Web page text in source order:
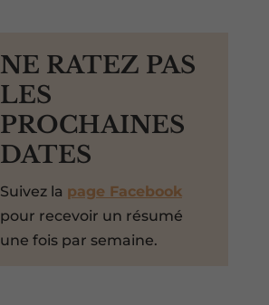
NE RATEZ PAS
LES
PROCHAINES
DATES
Suivez la page Facebook
pour recevoir un résumé
une fois par semaine.